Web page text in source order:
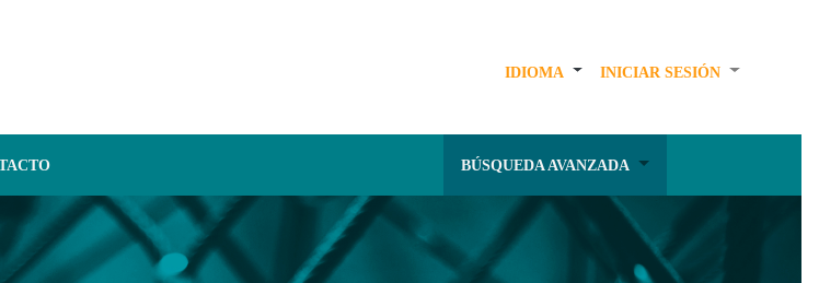
IDIOMA INICIAR SESIÓN
BÚSQUEDA AVANZADA